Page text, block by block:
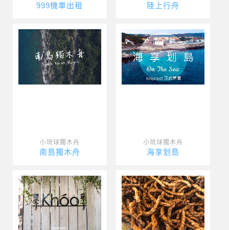
999機車出租 陸上行舟
小琉球獨木舟
南島獨木舟
小琉球獨木舟
海享划島